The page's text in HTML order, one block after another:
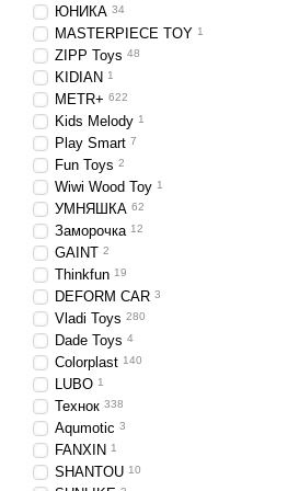
ЮНИКА 34
MASTERPIECE TOY 1
ZIPP Toys 48
KIDIAN 1
METR+ 622
Kids Melody 1
Play Smart 7
Fun Toys 2
Wiwi Wood Toy 1
УМНЯШКА 62
Заморочка 12
GAINT 2
Thinkfun 19
DEFORM CAR 3
Vladi Toys 280
Dade Toys 4
Colorplast 140
LUBO 1
Технок 338
Aqumotic 3
FANXIN 1
SHANTOU 10